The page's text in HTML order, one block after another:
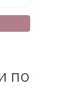
по